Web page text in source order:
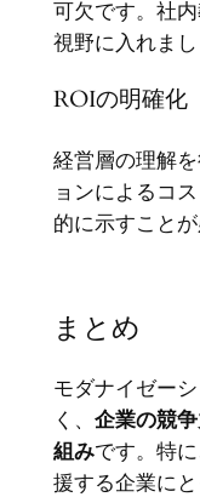
可欠です。社
視野に入れまし
ROIの明確化
経営層の理解
ョンによるコ
的に示すことが
まとめ
モダナイゼー
く、 企業の競
組みです。特
援する企業に